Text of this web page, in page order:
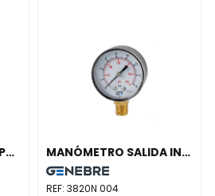
MANÓMETRO SALIDA POSTERIOR 0-25 DIÁMETRO 63 INDICADOR ROJO MANÓMETRO SALIDA INFERIOR NPT DIÁMETRO 53 0-4 M-1/4"
REF:3820N 004